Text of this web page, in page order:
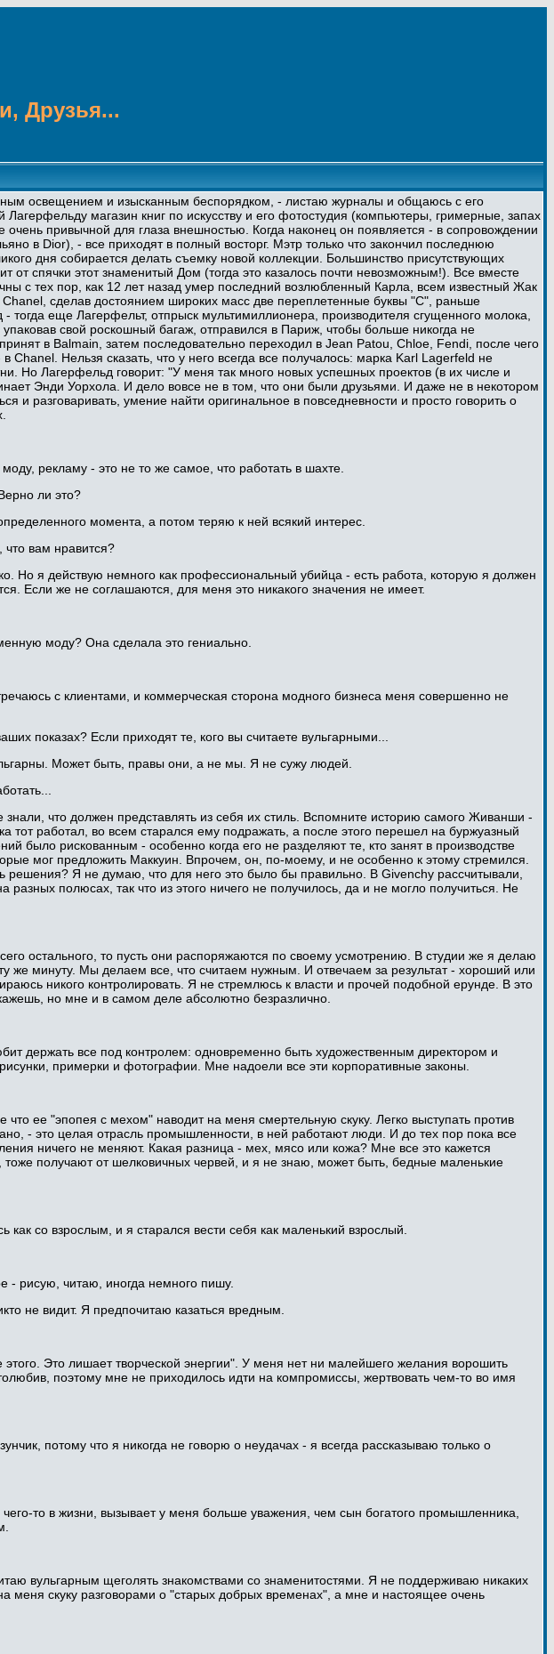
Друзья...
освещением и изысканным беспорядком, - листаю журналы и общаюсь с его
магазин книг по искусству и его фотостудия (компьютеры, гримерные, запах
привычной для глаза внешностью. Когда наконец он появляется - в сопровождении
в Dior), - все приходят в полный восторг. Мэтр только что закончил последнюю
дня собирается делать съемку новой коллекции. Большинство присутствующих
спячки этот знаменитый Дом (тогда это казалось почти невозможным!). Все вместе
с тех пор, как 12 лет назад умер последний возлюбленный Карла, всем известный Жак
сделав достоянием широких масс две переплетенные буквы "С", раньше
еще Лагерфельт, отпрыск мультимиллионера, производителя сгущенного молока,
свой роскошный багаж, отправился в Париж, чтобы больше никогда не
в Balmain, затем последовательно переходил в Jean Patou, Chloe, Fendi, после чего
Нельзя сказать, что у него всегда все получалось: марка Karl Lagerfeld не
Но Лагерфельд говорит: "У меня так много новых успешных проектов (в их числе и
Энди Уорхола. И дело вовсе не в том, что они были друзьями. И даже не в некотором
разговаривать, умение найти оригинальное в повседневности и просто говорить о
рекламу - это не то же самое, что работать в шахте.
ли это?
момента, а потом теряю к ней всякий интерес.
что вам нравится?
Но я действую немного как профессиональный убийца - есть работа, которую я должен
Если же не соглашаются, для меня это никакого значения не имеет.
моду? Она сделала это гениально.
с клиентами, и коммерческая сторона модного бизнеса меня совершенно не
показах? Если приходят те, кого вы считаете вульгарными...
Может быть, правы они, а не мы. Я не сужу людей.
что должен представлять из себя их стиль. Вспомните историю самого Живанши -
работал, во всем старался ему подражать, а после этого перешел на буржуазный
было рискованным - особенно когда его не разделяют те, кто занят в производстве
мог предложить Маккуин. Впрочем, он, по-моему, и не особенно к этому стремился.
решения? Я не думаю, что для него это было бы правильно. В Givenchy рассчитывали,
полюсах, так что из этого ничего не получилось, да и не могло получиться. Не
остального, то пусть они распоряжаются по своему усмотрению. В студии же я делаю
же минуту. Мы делаем все, что считаем нужным. И отвечаем за результат - хороший или
никого контролировать. Я не стремлюсь к власти и прочей подобной ерунде. В это
но мне и в самом деле абсолютно безразлично.
держать все под контролем: одновременно быть художественным директором и
примерки и фотографии. Мне надоели все эти корпоративные законы.
ее "эпопея с мехом" наводит на меня смертельную скуку. Легко выступать против
- это целая отрасль промышленности, в ней работают люди. И до тех пор пока все
ничего не меняют. Какая разница - мех, мясо или кожа? Мне все это кажется
получают от шелковичных червей, и я не знаю, может быть, бедные маленькие
со взрослым, и я старался вести себя как маленький взрослый.
- рисую, читаю, иногда немного пишу.
не видит. Я предпочитаю казаться вредным.
Это лишает творческой энергии". У меня нет ни малейшего желания ворошить
поэтому мне не приходилось идти на компромиссы, жертвовать чем-то во имя
потому что я никогда не говорю о неудачах - я всегда рассказываю только о
то в жизни, вызывает у меня больше уважения, чем сын богатого промышленника,
вульгарным щеголять знакомствами со знаменитостями. Я не поддерживаю никаких
меня скуку разговорами о "старых добрых временах", а мне и настоящее очень